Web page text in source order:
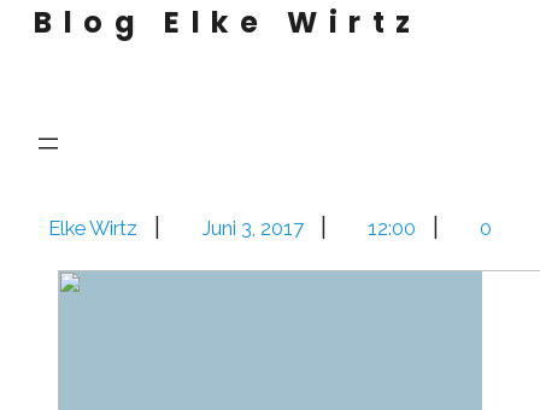
Blog Elke Wirtz
Elke Wirtz | Juni 3, 2017 | 12:00 | 0